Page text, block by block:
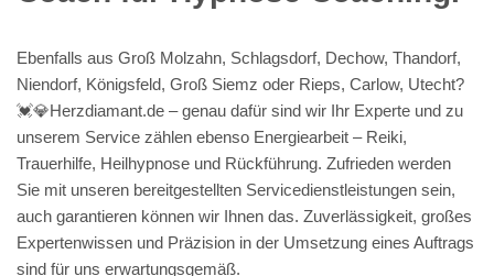
Ebenfalls aus Groß Molzahn, Schlagsdorf, Dechow, Thandorf,
Niendorf, Königsfeld, Groß Siemz oder Rieps, Carlow, Utecht?
💓️💎Herzdiamant.de – genau dafür sind wir Ihr Experte und zu
unserem Service zählen ebenso Energiearbeit – Reiki,
Trauerhilfe, Heilhypnose und Rückführung. Zufrieden werden
Sie mit unseren bereitgestellten Servicedienstleistungen sein,
auch garantieren können wir Ihnen das. Zuverlässigkeit, großes
Expertenwissen und Präzision in der Umsetzung eines Auftrags
sind für uns erwartungsgemäß.